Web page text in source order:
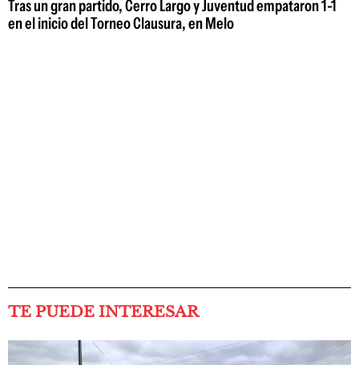
Tras un gran partido, Cerro Largo y Juventud empataron 1-1
en el inicio del Torneo Clausura, en Melo
TE PUEDE INTERESAR